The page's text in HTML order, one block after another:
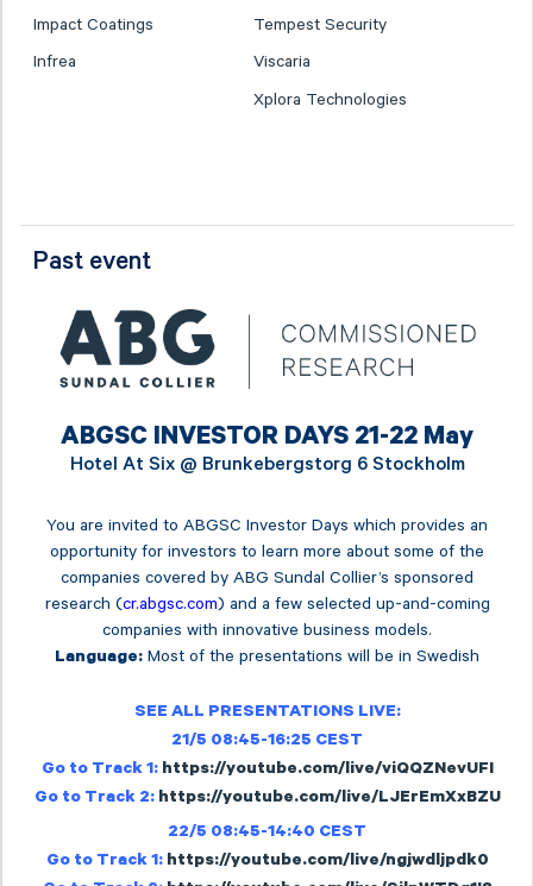
Impact Coatings
Tempest Security
Infrea
Viscaria
Xplora Technologies
Past event
ABGSC INVESTOR DAYS 21-22 May
Hotel At Six @ Brunkebergstorg 6 Stockholm
You are invited to ABGSC Investor Days which provides an
opportunity for investors to learn more about some of the
companies covered by ABG Sundal Collier’s sponsored
research (cr.abgsc.com) and a few selected up-and-coming
companies with innovative business models.
Language: Most of the presentations will be in Swedish
SEE ALL PRESENTATIONS LIVE:
21/5 08:45-16:25 CEST
Go to Track 1: https://youtube.com/live/viQQZNevUFI
Go to Track 2: https://youtube.com/live/LJErEmXxBZU
22/5 08:45-14:40 CEST
Go to Track 1: https://youtube.com/live/ngjwdljpdk0